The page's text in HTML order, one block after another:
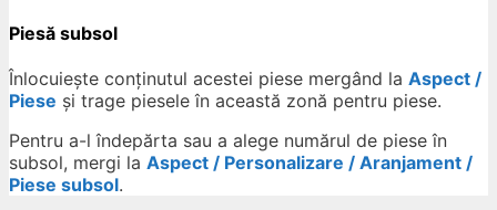
Piesă subsol
Înlocuiește conținutul acestei piese mergând la Aspect /
Piese și trage piesele în această zonă pentru piese.
Pentru a-l îndepărta sau a alege numărul de piese în
subsol, mergi la Aspect / Personalizare / Aranjament /
Piese subsol.